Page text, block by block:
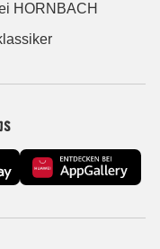
HORNBACH